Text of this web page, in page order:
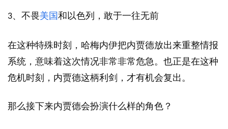
3、不畏美国和以色列，敢于一往无前
在这种特殊时刻，哈梅内伊把内贾德放出来重整情报
系统，意味着这次情况非常非常危急。也正是在这种
危机时刻，内贾德这柄利剑，才有机会复出。
那么接下来内贾德会扮演什么样的角色？